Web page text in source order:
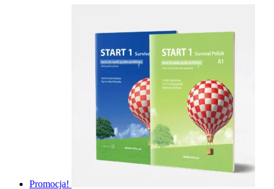
Promocja!